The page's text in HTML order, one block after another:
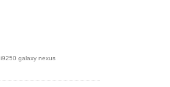
galaxy nexus